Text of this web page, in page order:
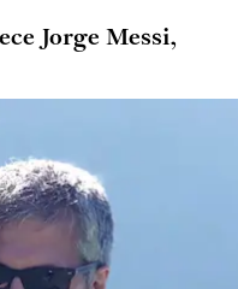
Jorge Messi,